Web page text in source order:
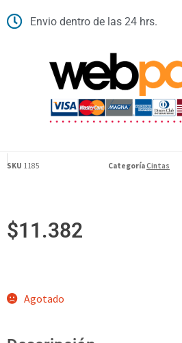
Envio dentro de las 24 hrs.
SKU 1185 CategoríaCintas
$11.382
Agotado